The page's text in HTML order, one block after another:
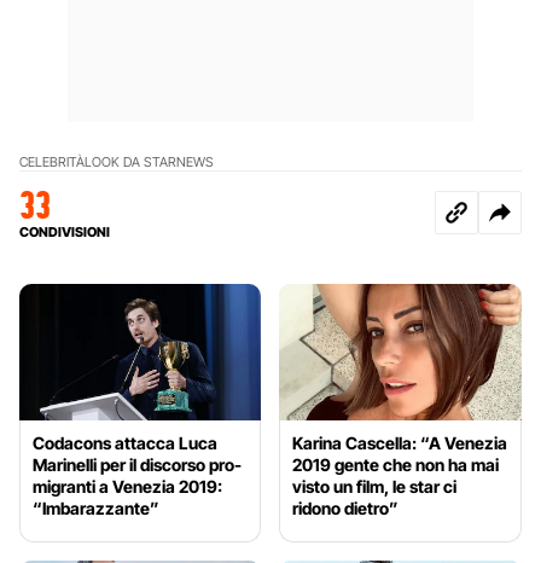
CELEBRITÀLOOK DA STARNEWS
33
CONDIVISIONI
Codacons attacca Luca
Marinelli per il discorso pro-
migranti a Venezia 2019:
“Imbarazzante”
Karina Cascella: “A Venezia
2019 gente che non ha mai
visto un film, le star ci
ridono dietro”